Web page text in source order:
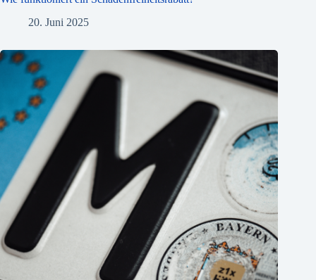
20. Juni 2025